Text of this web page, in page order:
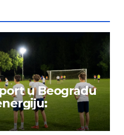
u Beogradu